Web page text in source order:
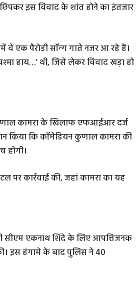
इस विवाद के शांत होने का इंतजार
वे एक पैरोडी सॉन्ग गाते नजर आ रहे हैं।
हाय…’ थी, जिसे लेकर विवाद खड़ा हो
कुणाल कामरा के खिलाफ एफआईआर दर्ज
किया कि कॉमेडियन कुणाल कामरा की
होगी।
पर कार्रवाई की, जहां कामरा का यह
सीएम एकनाथ शिंदे के लिए आपत्तिजनक
इस हंगामे के बाद पुलिस ने 40